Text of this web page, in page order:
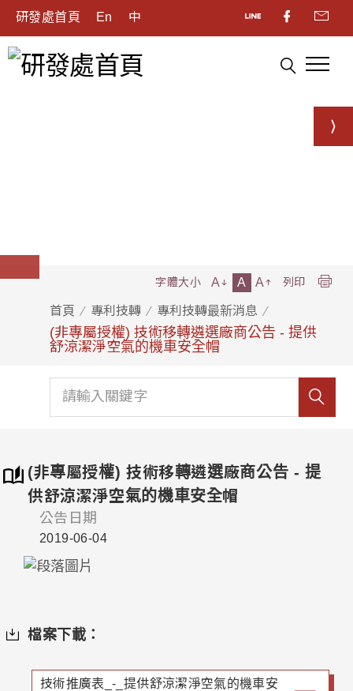
研發處首頁 En 中
首頁 專利技轉 專利技轉最新消息
(非專屬授權) 技術移轉遴選廠商公告 - 提供
舒涼潔淨空氣的機車安全帽
字體大小 A A A 列印
(非專屬授權) 技術移轉遴選廠商公告 - 提
供舒涼潔淨空氣的機車安全帽
公告日期
2019-06-04
檔案下載：
技術推廣表_-_提供舒涼潔淨空氣的機車安